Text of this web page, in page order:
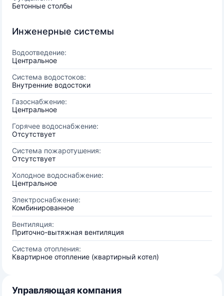
Бетонные столбы
Инженерные системы
Водоотведение:
Центральное
Система водостоков:
Внутренние водостоки
Газоснабжение:
Центральное
Горячее водоснабжение:
Отсутствует
Система пожаротушения:
Отсутствует
Холодное водоснабжение:
Центральное
Электроснабжение:
Комбинированное
Вентиляция:
Приточно-вытяжная вентиляция
Система отопления:
Квартирное отопление (квартирный котел)
Управляющая компания